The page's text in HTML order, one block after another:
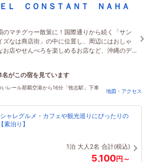
ＥＬ ＣＯＮＳＴＡＮＴ ＮＡＨＡ
のマチグヮー散策に！国際通りから続く「サン
ズなは商店街」の中に位置し、周辺にはおしゃ
お店やせんべろを楽しめるお店など、沖縄のデ
プな雰囲気を楽しめる飲食店が多数ございま
名がこの宿を見ています
3時間前に予約されました
レール那覇空港から16分「牧志駅」下車
地図・アクセス
ャレグルメ・カフェや観光巡りにぴったりの
泊り】
1泊 大人2名 合計(税込)
5,100円～